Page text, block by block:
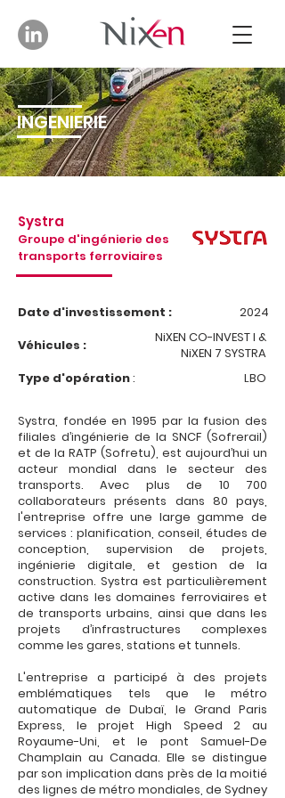
INGENIERIE
Systra
Groupe d'ingénierie des
transports ferroviaires
Date d'investissement :
2024
Véhicules :
NiXEN CO-INVEST I &
NiXEN 7 SYSTRA
Type d'opération: LBO
Systra, fondée en 1995 par la fusion des
filiales d’ingénierie de la SNCF (Sofrerail)
et de la RATP (Sofretu), est aujourd’hui un
acteur mondial dans le secteur des
transports. Avec plus de 10 700
collaborateurs présents dans 80 pays,
l'entreprise offre une large gamme de
services : planification, conseil, études de
conception, supervision de projets,
ingénierie digitale, et gestion de la
construction. Systra est particulièrement
active dans les domaines ferroviaires et
de transports urbains, ainsi que dans les
projets d’infrastructures complexes
comme les gares, stations et tunnels.
L'entreprise a participé à des projets
emblématiques tels que le métro
automatique de Dubaï, le Grand Paris
Express, le projet High Speed 2 au
Royaume-Uni, et le pont Samuel-De
Champlain au Canada. Elle se distingue
par son implication dans près de la moitié
des lignes de métro mondiales, de Sydney